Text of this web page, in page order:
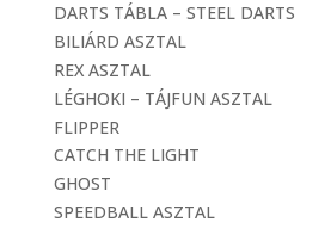
DARTS TÁBLA – STEEL DARTS
BILIÁRD ASZTAL
REX ASZTAL
LÉGHOKI – TÁJFUN ASZTAL
FLIPPER
CATCH THE LIGHT
GHOST
SPEEDBALL ASZTAL